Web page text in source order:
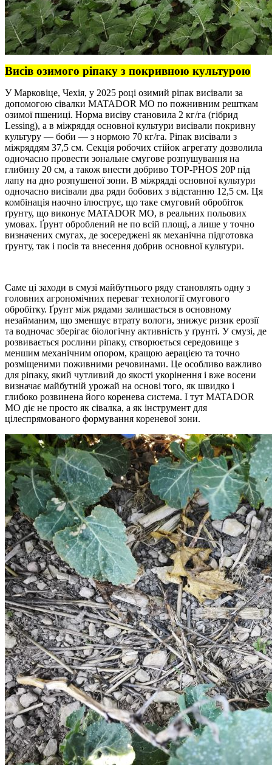
Висів озимого ріпаку з покривною культурою
У Марковіце, Чехія, у 2025 році озимий ріпак висівали за
допомогою сівалки MATADOR MO по пожнивним решткам
озимої пшениці. Норма висіву становила 2 кг/га (гібрид
Lessing), а в міжряддя основної культури висівали покривну
культуру — боби — з нормою 70 кг/га. Ріпак висівали з
міжряддям 37,5 см. Секція робочих стійок агрегату дозволила
одночасно провести зональне смугове розпушування на
глибину 20 см, а також внести добриво TOP-PHOS 20P під
лапу на дно розпушеної зони. В міжрядді основної культури
одночасно висівали два ряди бобових з відстанню 12,5 см. Ця
комбінація наочно ілюструє, що таке смуговий обробіток
ґрунту, що виконує MATADOR MO, в реальних польових
умовах. Ґрунт оброблений не по всій площі, а лише у точно
визначених смугах, де зосереджені як механічна підготовка
ґрунту, так і посів та внесення добрив основної культури.
Саме ці заходи в смузі майбутнього ряду становлять одну з
головних агрономічних переваг технології смугового
обробітку. Ґрунт між рядами залишається в основному
незайманим, що зменшує втрату вологи, знижує ризик ерозії
та водночас зберігає біологічну активність у ґрунті. У смузі, де
розвивається рослини ріпаку, створюється середовище з
меншим механічним опором, кращою аерацією та точно
розміщеними поживними речовинами. Це особливо важливо
для ріпаку, який чутливий до якості укорінення і вже восени
визначає майбутній урожай на основі того, як швидко і
глибоко розвинена його коренева система. І тут MATADOR
MO діє не просто як сівалка, а як інструмент для
цілеспрямованого формування кореневої зони.